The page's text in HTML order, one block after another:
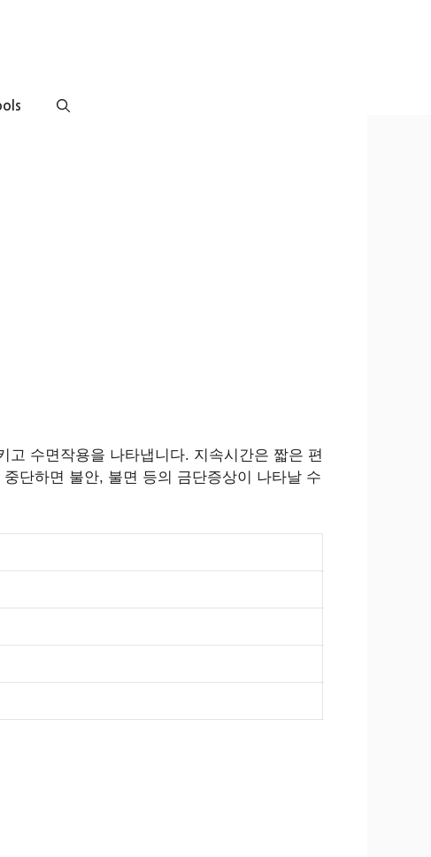
수면작용을 나타냅니다. 지속시간은 짧은 편
단하면 불안, 불면 등의 금단증상이 나타날 수